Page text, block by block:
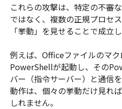
これらの攻撃は、特定の不審
ではなく、複数の正規プロセ
「挙動」を見せることで成立し
例えば、Officeファイルのマ
PowerShellが起動し、その
バー（指令サーバー）と通信
動作は、個々の挙動だけ見れ
しれません。